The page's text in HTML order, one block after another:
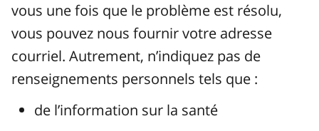
vous une fois que le problème est résolu,
vous pouvez nous fournir votre adresse
courriel. Autrement, n’indiquez pas de
renseignements personnels tels que :
de l’information sur la santé